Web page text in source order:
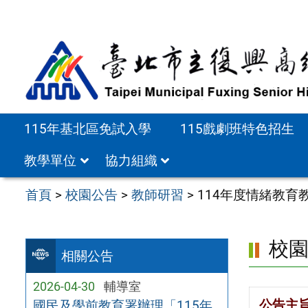
115年基北區免試入學
115戲劇班特色招生
教學單位
協力組織
首頁 >校園公告 >教師研習 > 114年度情緒教育
相關公告
2026-04-30 輔導室
校